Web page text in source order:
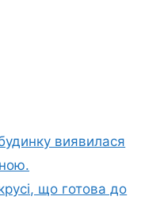
виявилася
що готова до